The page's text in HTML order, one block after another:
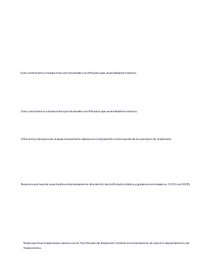
Solo contratamos a traductores profesionales certificados que sean hablantes nativos.
Solo contratamos a traductores profesionales certificados que sean hablantes nativos.
Ofrecemos tiempos de respuesta bastante rápidos en comparación con la mayoría de los servicios de traducción.
Tenemos una tasa de aceptación extremadamente alta dentro de los Estados Unidos y gobiernos extranjeros. 100% con USCIS.
Todas nuestras traducciones vienen con un “Certificado de Traducción” emitido en el membrete de nuestro departamento de
traducciones.